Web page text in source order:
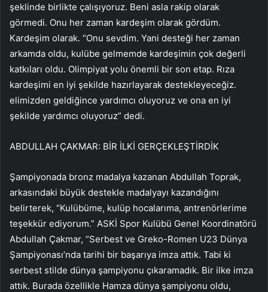
şeklinde birlikte çalışıyoruz. Beni asla rakip olarak
görmedi. Onu her zaman kardeşim olarak gördüm.
Kardeşim olarak. “Onu sevdim. Yani desteği her zaman
arkamda oldu, kulübe gelmemde kardeşimin çok değerli
katkıları oldu. Olimpiyat yolu önemli bir son etap. Rıza
kardeşimi en iyi şekilde hazırlayarak destekleyeceğiz.
elimizden geldiğince yardımcı oluyoruz ve ona en iyi
şekilde yardımcı oluyoruz” dedi.
ABDULLAH ÇAKMAR: BİR İLKİ GERÇEKLEŞTİRDİK
Şampiyonada bronz madalya kazanan Abdullah Toprak,
arkasındaki büyük destekle madalyayı kazandığını
belirterek, “Kulübüme, kulüp hocalarıma, antrenörlerime
teşekkür ediyorum.” ASKİ Spor Kulübü Genel Koordinatörü
Abdullah Çakmar, “Serbest ve Greko-Romen U23 Dünya
Şampiyonası’nda tarihi bir başarıya imza attık. Tabi ki
serbest stilde dünya şampiyonu çıkaramadık. Bir ilke imza
attık. Burada özellikle Hamza dünya şampiyonu oldu,